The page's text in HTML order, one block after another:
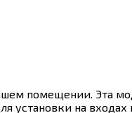
помещении. Эта
установки на